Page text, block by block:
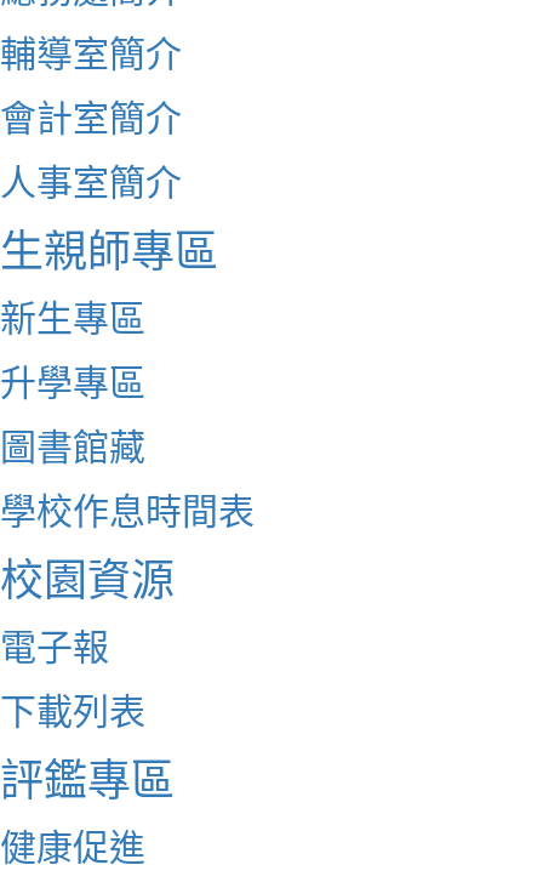
輔導室簡介
會計室簡介
人事室簡介
生親師專區
新生專區
升學專區
圖書館藏
學校作息時間表
校園資源
電子報
下載列表
評鑑專區
健康促進